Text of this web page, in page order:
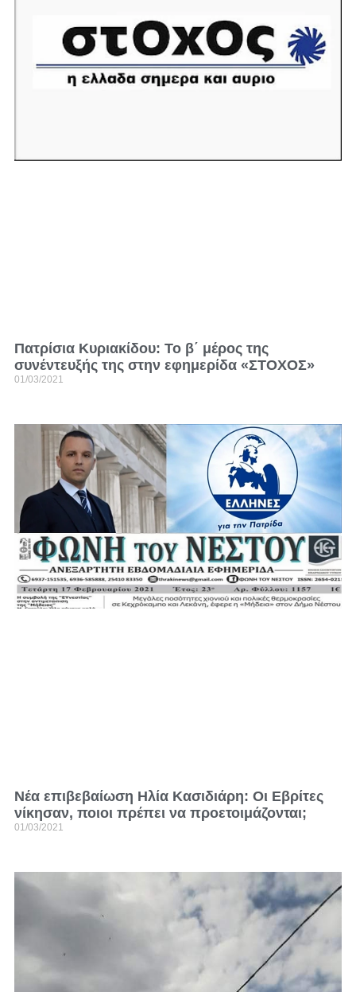
Πατρίσια Κυριακίδου: Το β΄ μέρος της
συνέντευξής της στην εφημερίδα «ΣΤΟΧΟΣ»
01/03/2021
Νέα επιβεβαίωση Ηλία Κασιδιάρη: Οι Εβρίτες
νίκησαν, ποιοι πρέπει να προετοιμάζονται;
01/03/2021